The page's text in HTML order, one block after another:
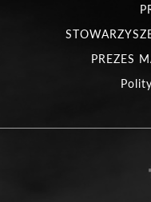
PREZES